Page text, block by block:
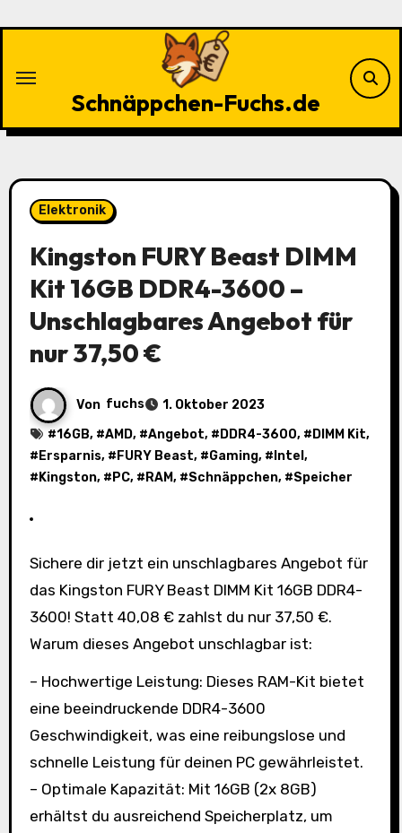
Schnäppchen-Fuchs.de
Elektronik
Kingston FURY Beast DIMM
Kit 16GB DDR4-3600 –
Unschlagbares Angebot für
nur 37,50 €
Von fuchs
1. Oktober 2023
#16GB, #AMD, #Angebot, # DDR4-3600, # DIMM Kit,
# Ersparnis, # FURY Beast, #Gaming, # Intel ,
# Kingston, # PC, # RAM, #Schnäppchen, #Speicher
Sichere dir jetzt ein unschlagbares Angebot für
das Kingston FURY Beast DIMM Kit 16GB DDR4-
3600! Statt 40,08 € zahlst du nur 37,50 €.
Warum dieses Angebot unschlagbar ist:
– Hochwertige Leistung: Dieses RAM-Kit bietet
eine beeindruckende DDR4-3600
Geschwindigkeit, was eine reibungslose und
schnelle Leistung für deinen PC gewährleistet.
– Optimale Kapazität: Mit 16GB (2x 8GB)
erhältst du ausreichend Speicherplatz, um